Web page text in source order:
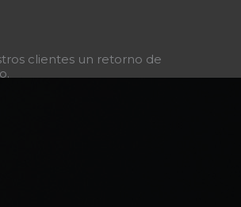
clientes un retorno de